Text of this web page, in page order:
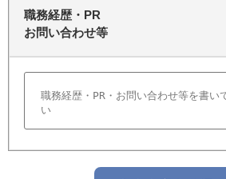
職務経歴・PR
お問い合わせ等